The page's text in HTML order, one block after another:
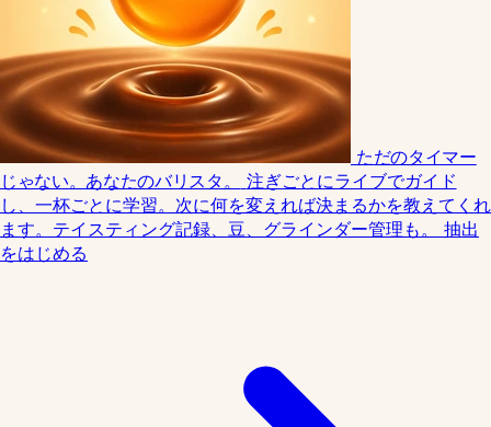
ただのタイマー
じゃない。あなたのバリスタ。
注ぎごとにライブでガイド
し、一杯ごとに学習。次に何を変えれば決まるかを教えてくれ
ます。テイスティング記録、豆、グラインダー管理も。
抽出
をはじめる